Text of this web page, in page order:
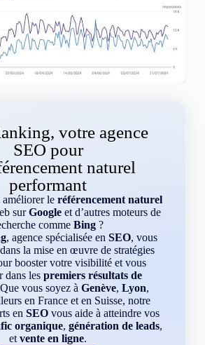
votre agence
SEO pour
naturel
performant
améliorer leréférencement naturel
surGoogle et d’autres moteurs de
comme Bing?
, agence spécialisée enSEO, vous
la mise en œuvre de stratégies
booster votre visibilité et vous
dans lespremiers résultats de
vous soyez à Genève, Lyon,
en France et en Suisse, notre
en SEOvous aide à atteindre vos
organique,génération de leads,
etvente en ligne.